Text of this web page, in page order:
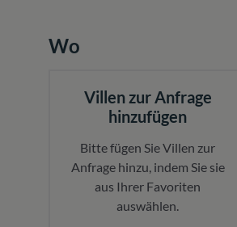
Wo
Villen zur Anfrage
hinzufügen
Bitte fügen Sie Villen zur
Anfrage hinzu, indem Sie sie
aus Ihrer Favoriten
auswählen.